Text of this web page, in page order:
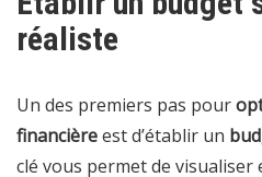
réaliste
Un des premiers pas pour
financièreest d’établir un
clé vous permet de visualiser